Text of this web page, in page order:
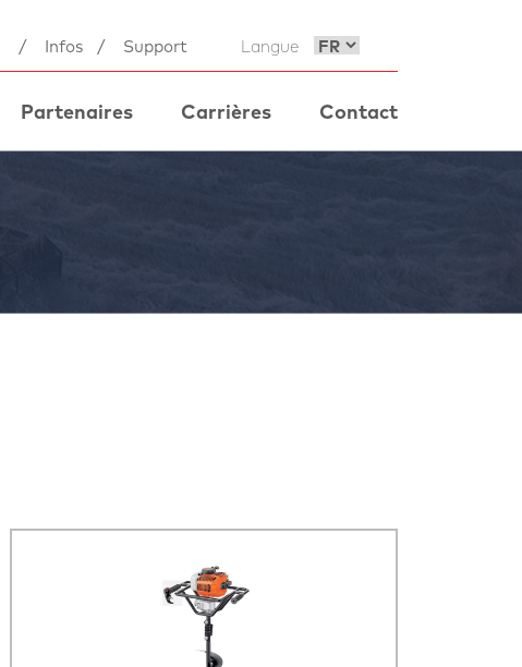
/ Infos / Support Langue
Partenaires Carrières Contact